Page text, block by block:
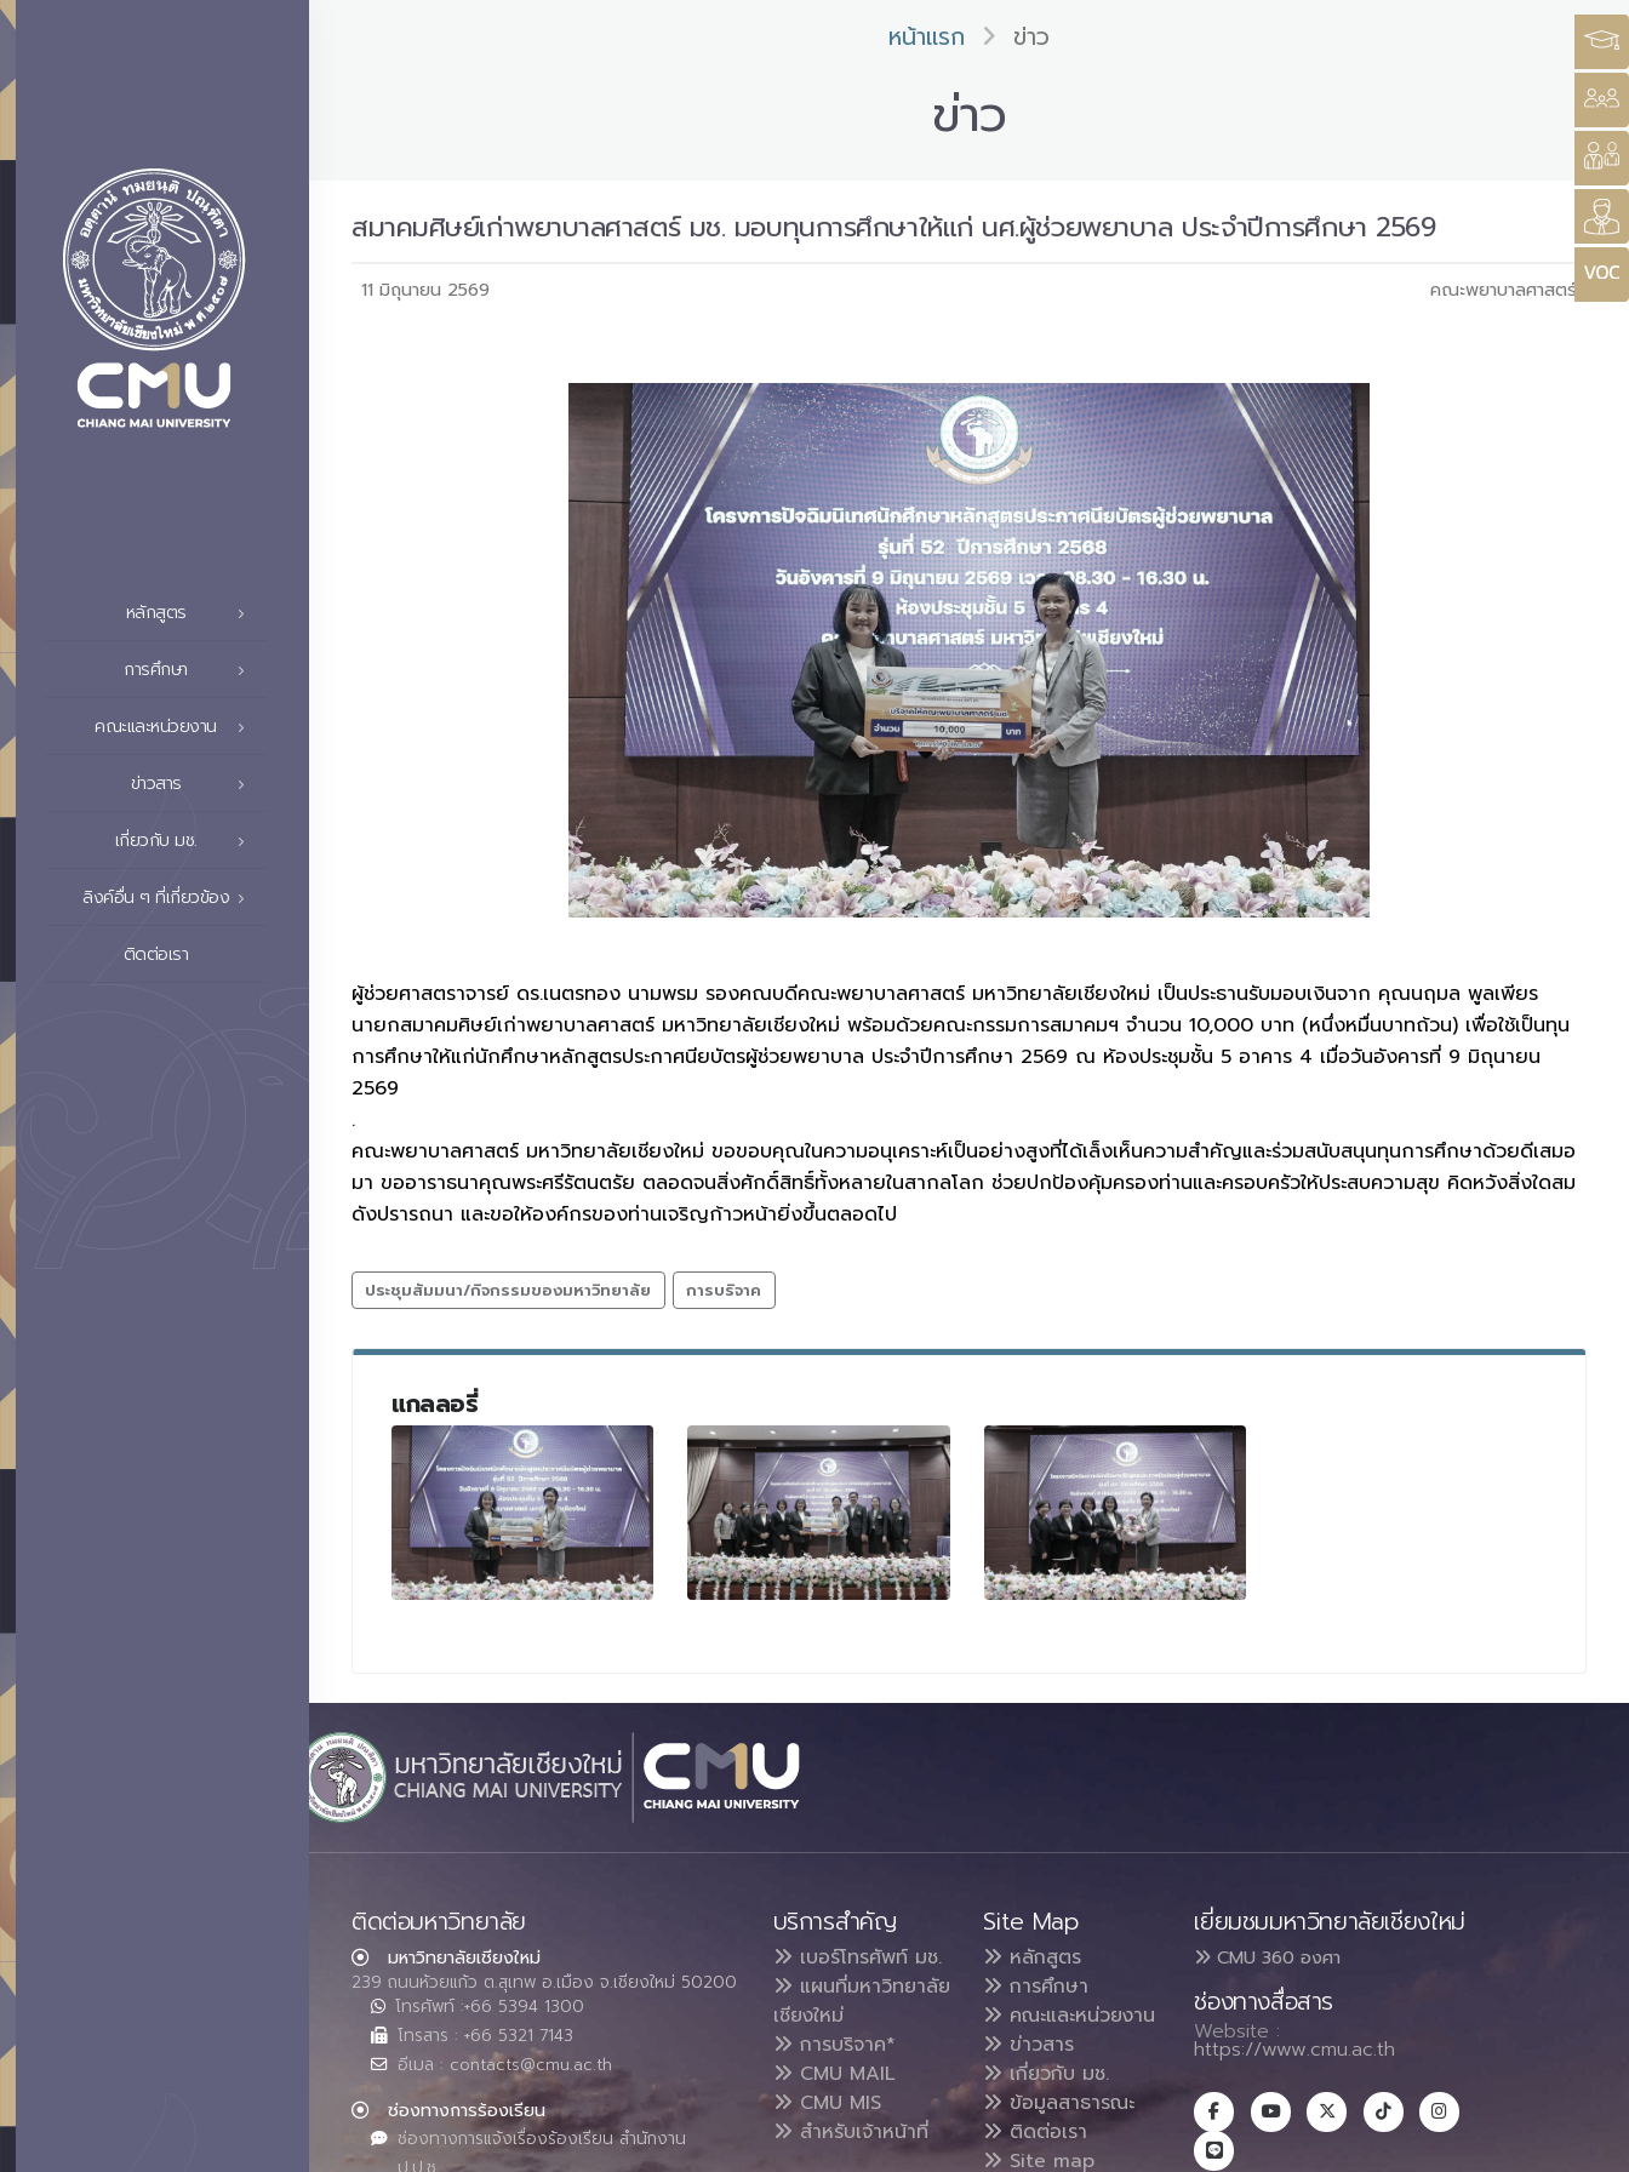
หลักสูตร
การศึกษา
คณะและหน่วยงาน
ข่าวสาร
เกี่ยวกับ มช.
ลิงค์อื่น ๆ ที่เกี่ยวข้อง
ติดต่อเรา
หน้าแรก ข่าว
ข่าว
สมาคมศิษย์เก่าพยาบาลศาสตร์ มช. มอบทุนการศึกษาให้แก่ นศ.ผู้ช่วยพยาบาล ประจำปีการศึกษา 2569
11 มิถุนายน 2569 คณะพยาบาลศาสตร์
ผู้ช่วยศาสตราจารย์ ดร.เนตรทอง นามพรม รองคณบดีคณะพยาบาลศาสตร์ มหาวิทยาลัยเชียงใหม่ เป็นประธานรับมอบเงินจาก คุณนฤมล พูลเพียร
นายกสมาคมศิษย์เก่าพยาบาลศาสตร์ มหาวิทยาลัยเชียงใหม่ พร้อมด้วยคณะกรรมการสมาคมฯ จำนวน 10,000 บาท (หนึ่งหมื่นบาทถ้วน) เพื่อใช้เป็นทุน
การศึกษาให้แก่นักศึกษาหลักสูตรประกาศนียบัตรผู้ช่วยพยาบาล ประจำปีการศึกษา 2569 ณ ห้องประชุมชั้น 5 อาคาร 4 เมื่อวันอังคารที่ 9 มิถุนายน
2569
.
คณะพยาบาลศาสตร์ มหาวิทยาลัยเชียงใหม่ ขอขอบคุณในความอนุเคราะห์เป็นอย่างสูงที่ได้เล็งเห็นความสำคัญและร่วมสนับสนุนทุนการศึกษาด้วยดีเสมอ
มา ขออาราธนาคุณพระศรีรัตนตรัย ตลอดจนสิ่งศักดิ์สิทธิ์ทั้งหลายในสากลโลก ช่วยปกป้องคุ้มครองท่านและครอบครัวให้ประสบความสุข คิดหวังสิ่งใดสม
ดังปรารถนา และขอให้องค์กรของท่านเจริญก้าวหน้ายิ่งขึ้นตลอดไป
ประชุมสัมมนา/กิจกรรมของมหาวิทยาลัย การบริจาค
แกลลอรี่
ติดต่อมหาวิทยาลัย
มหาวิทยาลัยเชียงใหม่
239 ถนนห้วยแก้ว ต.สุเทพ อ.เมือง จ.เชียงใหม่ 50200
โทรศัพท์ :+66 5394 1300
โทรสาร : +66 5321 7143
อีเมล : contacts@cmu.ac.th
ช่องทางการร้องเรียน
ช่องทางการแจ้งเรื่องร้องเรียน สำนักงาน
บริการสำคัญ
เบอร์โทรศัพท์ มช.
แผนที่มหาวิทยาลัย
เชียงใหม่
การบริจาค*
CMU MAIL
CMU MIS
สำหรับเจ้าหน้าที่
Site Map
หลักสูตร
การศึกษา
คณะและหน่วยงาน
ข่าวสาร
เกี่ยวกับ มช.
ข้อมูลสาธารณะ
ติดต่อเรา
Site map
เยี่ยมชมมหาวิทยาลัยเชียงใหม่
CMU 360 องศา
ช่องทางสื่อสาร
Website :
https://www.cmu.ac.th